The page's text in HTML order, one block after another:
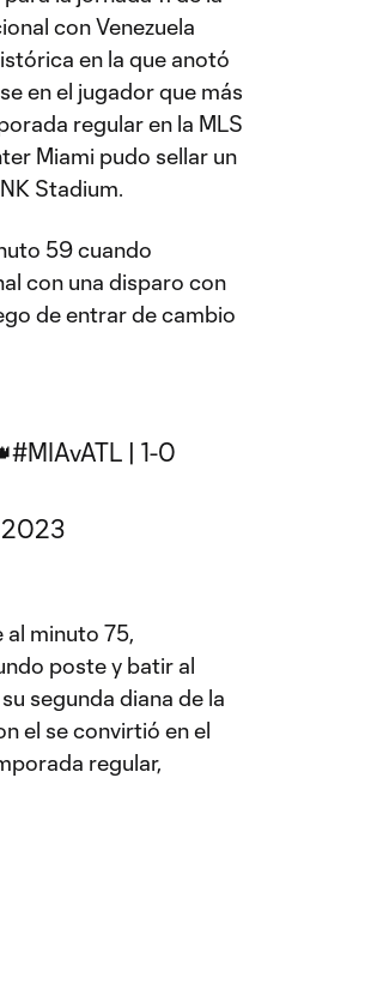
con Venezuela
en la que anotó
en el jugador que más
regular en la MLS
Miami pudo sellar un
Stadium.
59 cuando
con una disparo con
de entrar de cambio
#MIAvATL | 1-0
2023
minuto 75,
poste y batir al
segunda diana de la
el se convirtió en el
regular,